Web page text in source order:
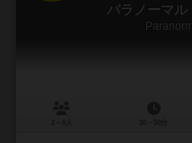
パラノーマル